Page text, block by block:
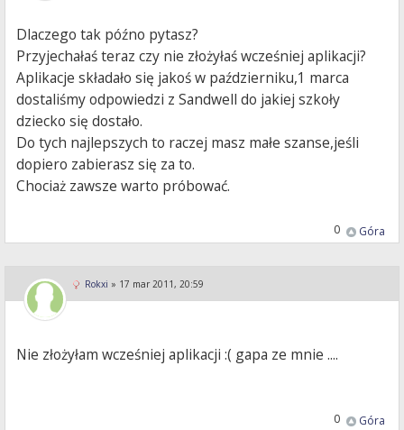
Dlaczego tak późno pytasz?
Przyjechałaś teraz czy nie złożyłaś wcześniej aplikacji?
Aplikacje składało się jakoś w październiku,1 marca
dostaliśmy odpowiedzi z Sandwell do jakiej szkoły
dziecko się dostało.
Do tych najlepszych to raczej masz małe szanse,jeśli
dopiero zabierasz się za to.
Chociaż zawsze warto próbować.
Góra
0
Rokxi » 17 mar 2011, 20:59
Nie złożyłam wcześniej aplikacji :( gapa ze mnie ....
Góra
0